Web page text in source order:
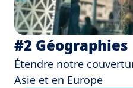
#2 Géographies
Étendre notre
Asie et en Europe